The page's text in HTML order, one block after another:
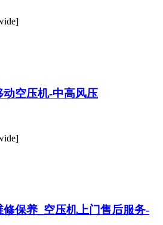
保养_空压机上门售后服务-